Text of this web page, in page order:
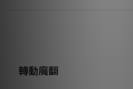
轉動魔翻